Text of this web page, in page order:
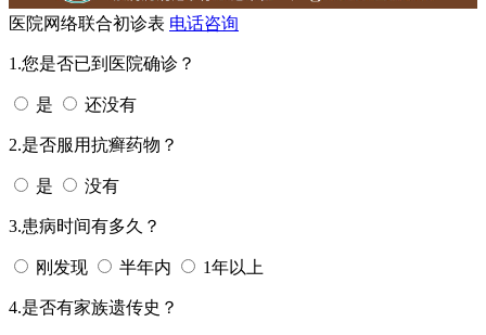
医院网络联合初诊表 电话咨询
1.您是否已到医院确诊？
是 还没有
2.是否服用抗癣药物？
是 没有
3.患病时间有多久？
刚发现 半年内 1年以上
4.是否有家族遗传史？